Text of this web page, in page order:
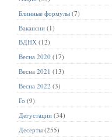
Блинные формулы (7)
Вакансии (1)
ВДНХ (12)
Весна 2020 (17)
Весна 2021 (13)
Весна 2022 (3)
Го (9)
Дегустации (34)
Десерты (255)